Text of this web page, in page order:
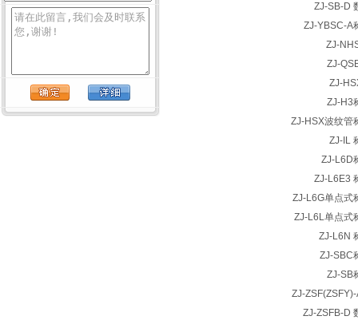
ZJ-SB-D
ZJ-YBSC-A
ZJ-
ZJ-
ZJ-
ZJ-H3
ZJ-HSX波纹管
ZJ-IL
ZJ-L6D
ZJ-L6E3
ZJ-L6G单点式
ZJ-L6L单点式
ZJ-L6N
ZJ-SBC
ZJ-SB
ZJ-
ZJ-ZSFB-D